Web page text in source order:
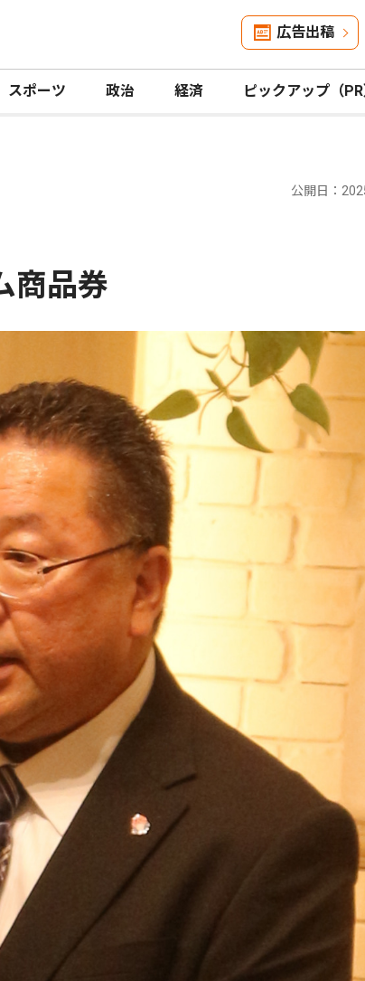
広告出稿
スポーツ 政治 経済 ピックアップ（PR
公開日：
商品券